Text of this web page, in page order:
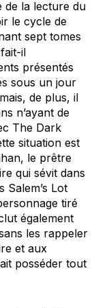
de la lecture du
le cycle de
sept tomes
il
présentés
sous un jour
de plus, il
n’ayant de
The Dark
situation est
le prêtre
qui sévit dans
Salem’s Lot
tiré
également
les rappeler
et aux
posséder tout